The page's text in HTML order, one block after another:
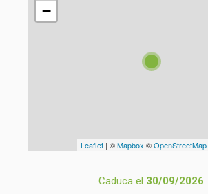
−
Leaflet| ©Mapbox ©OpenStreetMap
Caduca el 30/09/2026